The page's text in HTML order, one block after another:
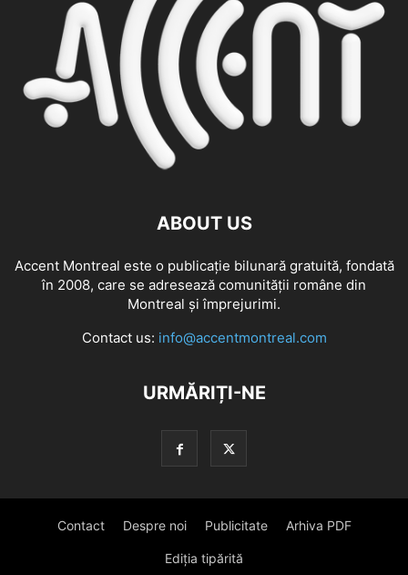
ABOUT US
Accent Montreal este o publicație bilunară gratuită, fondată
în 2008, care se adresează comunităţii române din
Montreal şi împrejurimi.
Contact us: info@accentmontreal.com
URMĂRIȚI-NE
Contact Despre noi Publicitate Arhiva PDF
Ediția tipărită